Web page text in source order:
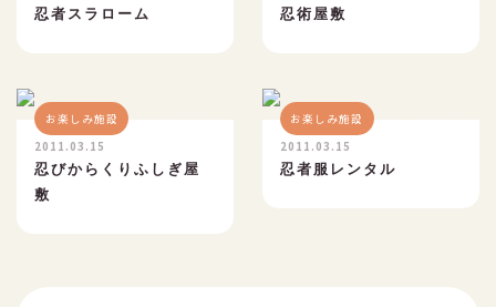
忍者スラローム 忍術屋敷
お楽しみ施設
2011.03.15
忍びからくりふしぎ屋
敷
お楽しみ施設
2011.03.15
忍者服レンタル